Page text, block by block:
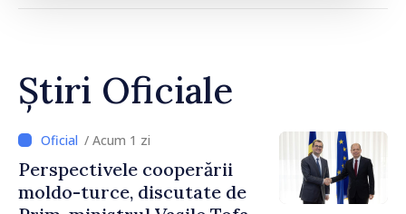
Știri Oficiale
/ Acum 1 zi
Perspectivele cooperării
moldo-turce, discutate de